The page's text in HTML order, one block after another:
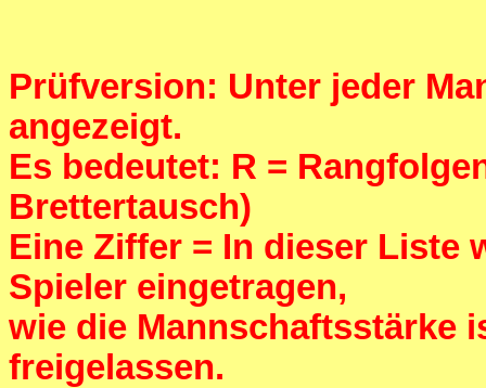
Prüfversion: Unter jeder
angezeigt.
Es bedeutet: R =
Brettertausch)
Eine Ziffer = In dieser Liste
Spieler eingetragen,
wie die Mannschaftsstärke
freigelassen.